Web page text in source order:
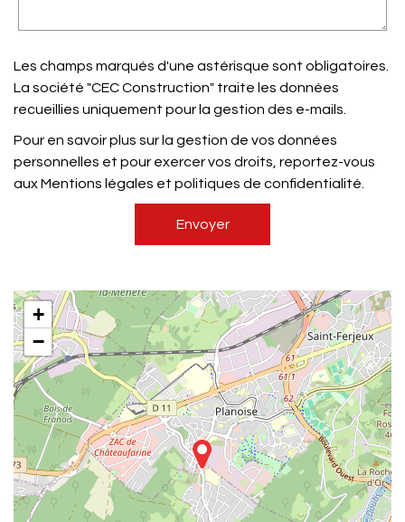
Les champs marqués d'une astérisque sont obligatoires.
La société "CEC Construction" traite les données
recueillies uniquement pour la gestion des e-mails.
Pour en savoir plus sur la gestion de vos données
personnelles et pour exercer vos droits, reportez-vous
aux Mentions légales et politiques de confidentialité.
+
−